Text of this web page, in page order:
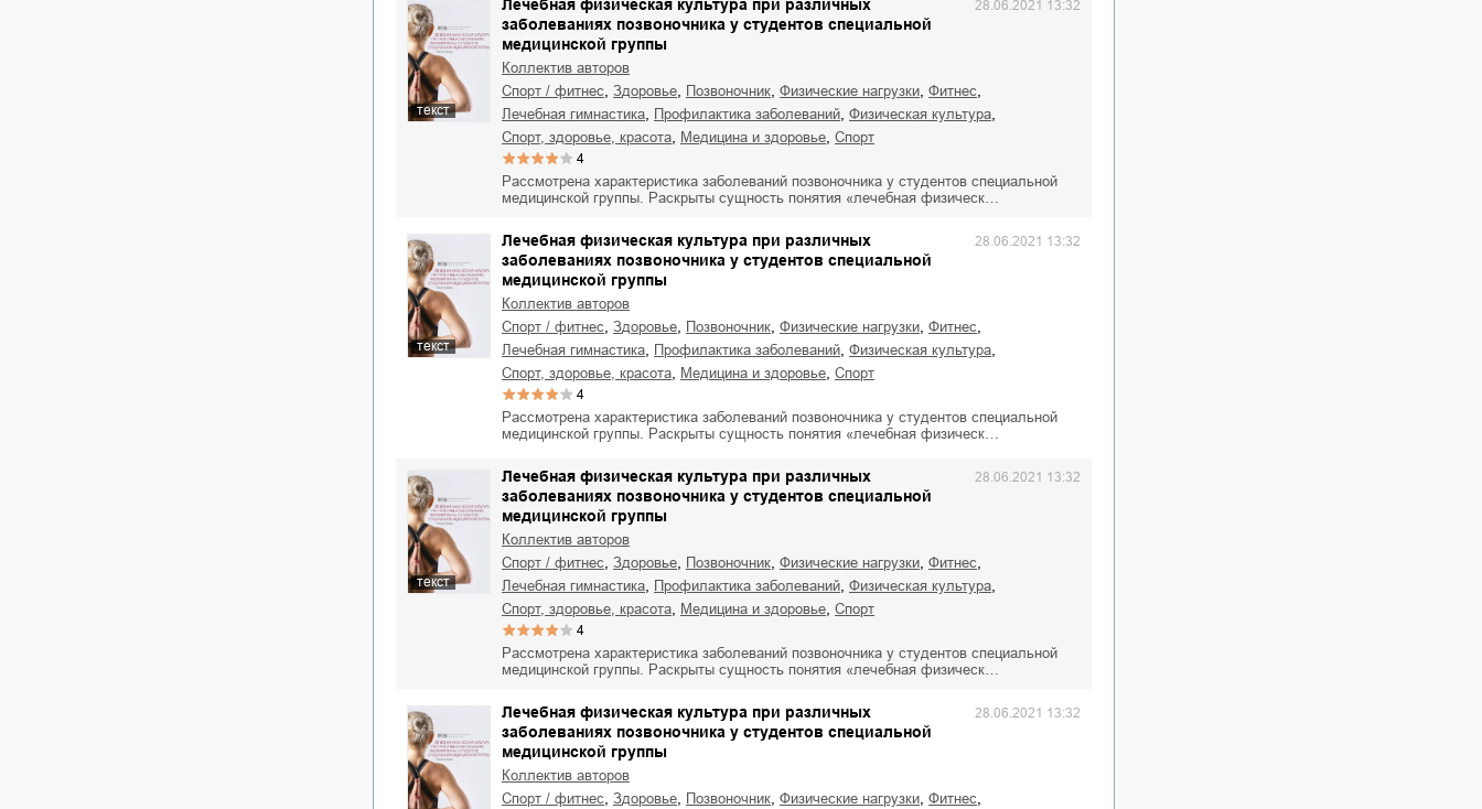
текст
Лечебная физическая культура при различных
заболеваниях позвоночника у студентов специальной
медицинской группы
28.06.2021 13:32
Коллектив авторов
спорт / фитнес
здоровье позвоночник физические нагрузки фитнес
лечебная гимнастика профилактика заболеваний физическая культура
спорт, здоровье, красота медицина и здоровье спорт
4
Рассмотрена характеристика заболеваний позвоночника у студентов специальной
медицинской группы. Раскрыты сущность понятия «лечебная физическ…
текст
Лечебная физическая культура при различных
заболеваниях позвоночника у студентов специальной
медицинской группы
28.06.2021 13:32
Коллектив авторов
спорт / фитнес
здоровье позвоночник физические нагрузки фитнес
лечебная гимнастика профилактика заболеваний физическая культура
спорт, здоровье, красота медицина и здоровье спорт
4
Рассмотрена характеристика заболеваний позвоночника у студентов специальной
медицинской группы. Раскрыты сущность понятия «лечебная физическ…
текст
Лечебная физическая культура при различных
заболеваниях позвоночника у студентов специальной
медицинской группы
28.06.2021 13:32
Коллектив авторов
спорт / фитнес
здоровье позвоночник физические нагрузки фитнес
лечебная гимнастика профилактика заболеваний физическая культура
спорт, здоровье, красота медицина и здоровье спорт
4
Рассмотрена характеристика заболеваний позвоночника у студентов специальной
медицинской группы. Раскрыты сущность понятия «лечебная физическ…
Лечебная физическая культура при различных
заболеваниях позвоночника у студентов специальной
медицинской группы
28.06.2021 13:32
Коллектив авторов
спорт / фитнес
здоровье позвоночник физические нагрузки фитнес